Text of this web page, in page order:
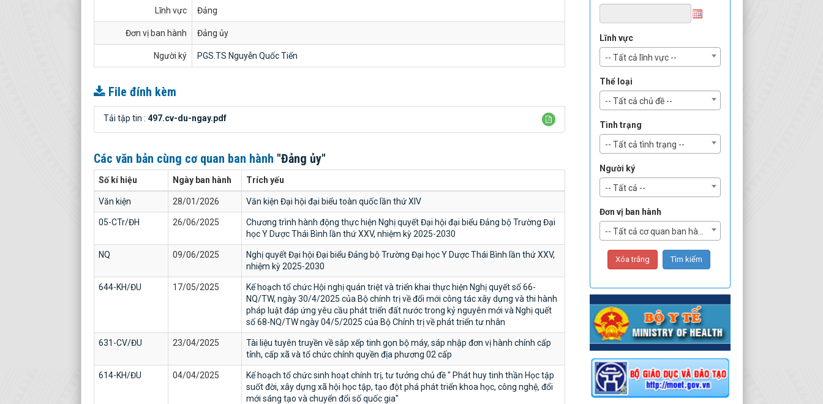
Lĩnh vực Đảng
Đơn vị ban hành Đảng ủy
Người ký PGS.TS Nguyễn Quốc Tiến
File đính kèm
Tải tập tin : 497.cv-du-ngay.pdf
Các văn bản cùng cơ quan ban hành "Đảng ủy"
Số kí hiệu Ngày ban hành Trích yếu
Văn kiện 28/01/2026 Văn kiện Đại hội đại biểu toàn quốc lần thứ XIV
05-CTr/ĐH 26/06/2025
Chương trình hành động thực hiện Nghị quyết Đại hội đại biểu Đảng bộ Trường Đại
học Y Dược Thái Bình lần thứ XXV, nhiệm kỳ 2025-2030
NQ 09/06/2025
Nghị quyết Đại hội Đại biểu Đảng bộ Trường Đại học Y Dược Thái Bình lần thứ XXV,
nhiệm kỳ 2025-2030
644-KH/ĐU 17/05/2025
Kế hoạch tổ chức Hội nghị quán triệt và triển khai thực hiện Nghị quyết số 66-
NQ/TW, ngày 30/4/2025 của Bộ chính trị về đổi mới công tác xây dựng và thi hành
pháp luật đáp ứng yêu cầu phát triển đất nước trong kỷ nguyên mới và Nghị quết
số 68-NQ/TW ngày 04/5/2025 của Bộ Chính trị về phát triển tư nhân
631-CV/ĐU 23/04/2025
Tài liệu tuyên truyền về sắp xếp tinh gọn bộ máy, sáp nhập đơn vị hành chính cấp
tỉnh, cấp xã và tổ chức chính quyền địa phương 02 cấp
614-KH/ĐU 04/04/2025
Kế hoạch tổ chức sinh hoạt chính trị, tư tưởng chủ đề " Phát huy tinh thần Học tập
suốt đời, xây dựng xã hội học tập, tạo đột phá phát triển khoa học, công nghệ, đổi
mới sáng tạo và chuyển đổi số quốc gia"
Lĩnh vực
-- Tất cả lĩnh vực --
Thể loại
-- Tất cả chủ đề --
Tình trạng
-- Tất cả tình trạng --
Người ký
-- Tất cả --
Đơn vị ban hành